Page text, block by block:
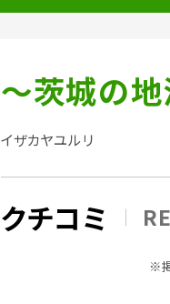
～茨城の地
イザカヤユルリ
クチコミ
※